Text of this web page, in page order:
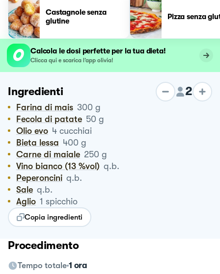
Castagnole senza
glutine
Pizza senza
Calcola le dosi perfette per la tua dieta!
Clicca qui e scarica l’app olivia!
Ingredienti 2
Farina di mais 300 g
Fecola di patate 50 g
Olio evo 4 cucchiai
Bieta lessa 400 g
Carne di maiale 250 g
Vino bianco (13 %vol) q.b.
Peperoncini q.b.
Sale q.b.
Aglio 1 spicchio
Copia ingredienti
Procedimento
Tempo totale 1 ora